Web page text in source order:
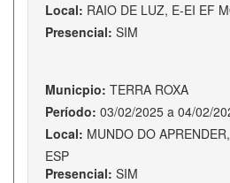
Local: RAIO DE LUZ, E-EI EF
Presencial: SIM
Municpio: TERRA ROXA
Período: 03/02/2025 a 04/02/
Local: MUNDO DO
ESP
Presencial: SIM